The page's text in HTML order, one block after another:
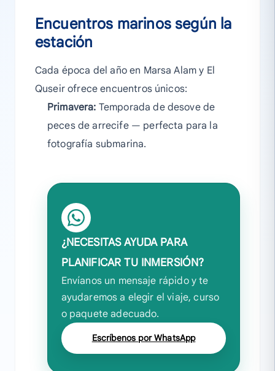
Encuentros marinos según la
estación
Cada época del año en Marsa Alam y El
Quseir ofrece encuentros únicos:
Primavera: Temporada de desove de
peces de arrecife — perfecta para la
fotografía submarina.
¿NECESITAS AYUDA PARA
PLANIFICAR TU INMERSIÓN?
Envíanos un mensaje rápido y te
ayudaremos a elegir el viaje, curso
o paquete adecuado.
Escríbenos por WhatsApp